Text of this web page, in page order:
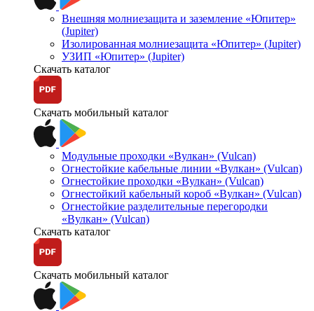
Внешняя молниезащита и заземление «Юпитер»
(Jupiter)
Изолированная молниезащита «Юпитер» (Jupiter)
УЗИП «Юпитер» (Jupiter)
Скачать каталог
Скачать мобильный каталог
Модульные проходки «Вулкан» (Vulcan)
Огнестойкие кабельные линии «Вулкан» (Vulcan)
Огнестойкие проходки «Вулкан» (Vulcan)
Огнестойкий кабельный короб «Вулкан» (Vulcan)
Огнестойкие разделительные перегородки
«Вулкан» (Vulcan)
Скачать каталог
Скачать мобильный каталог